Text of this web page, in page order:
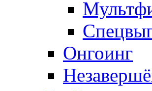
Онгоинг